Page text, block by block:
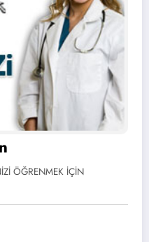
ÖĞRENMEK İÇİN